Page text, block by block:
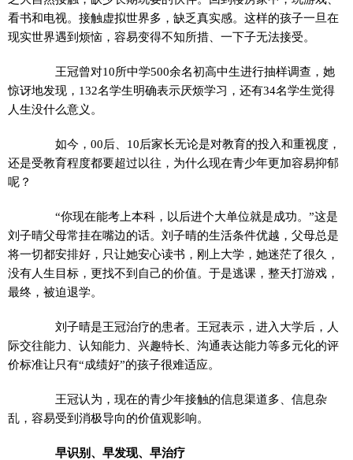
看书和电视。接触虚拟世界多，缺乏真实感。这样的孩子一旦在
现实世界遇到烦恼，容易变得不知所措、一下子无法接受。
王冠曾对10所中学500余名初高中生进行抽样调查，她
惊讶地发现，132名学生明确表示厌烦学习，还有34名学生觉得
人生没什么意义。
如今，00后、10后家长无论是对教育的投入和重视度，
还是受教育程度都要超过以往，为什么现在青少年更加容易抑郁
呢？
“你现在能考上本科，以后进个大单位就是成功。”这是
刘子晴父母常挂在嘴边的话。刘子晴的生活条件优越，父母总是
将一切都安排好，只让她安心读书，刚上大学，她迷茫了很久，
没有人生目标，更找不到自己的价值。于是逃课，整天打游戏，
最终，被迫退学。
刘子晴是王冠治疗的患者。王冠表示，进入大学后，人
际交往能力、认知能力、兴趣特长、沟通表达能力等多元化的评
价标准让只有“成绩好”的孩子很难适应。
王冠认为，现在的青少年接触的信息渠道多、信息杂
乱，容易受到消极导向的价值观影响。
早识别、早发现、早治疗